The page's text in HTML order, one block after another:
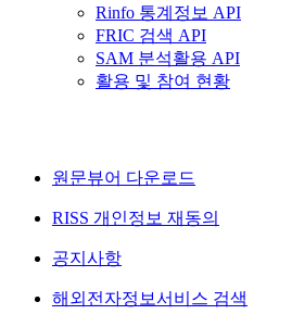
Rinfo 통계정보 API
FRIC 검색 API
SAM 분석활용 API
활용 및 참여 현황
원문뷰어 다운로드
RISS 개인정보 재동의
공지사항
해외전자정보서비스 검색